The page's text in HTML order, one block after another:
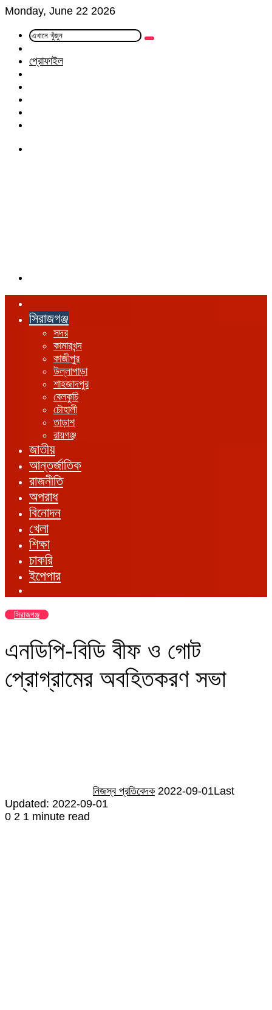
Monday, June 22 2026
এখানে
Article
প্রোফাইল
সিরাজগঞ্জ
সদর
কামারখন্দ
কাজীপুর
উল্লাপাড়া
শাহজাদপুর
বেলকুচি
চৌহালী
তাড়াশ
রায়গঞ্জ
জাতীয়
আন্তর্জাতিক
রাজনীতি
অপরাধ
বিনোদন
খেলা
শিক্ষা
চাকরি
ইপেপার
সিরাজগঞ্জ
এনডিপি-বিডি বীফ ও গোট
প্রোগ্রামের অবহিতকরণ সভা
নিজস্ব প্রতিবেদক 2022-09-01Last
Updated: 2022-09-01
0 2 1 minute read